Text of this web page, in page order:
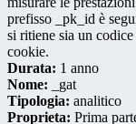
prefisso _pk_id è
si ritiene sia un
cookie.
Durata: 1 anno
Nome: _gat
Tipologia: analitico
Proprieta: Prima